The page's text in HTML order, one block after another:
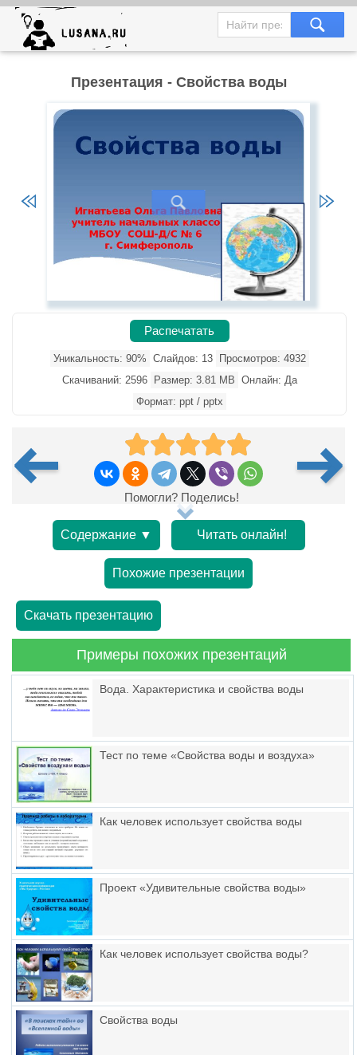
Презентация - Свойства воды
Распечатать
Уникальность: 90% Слайдов: 13
Просмотров: 4932
Скачиваний: 2596
Размер: 3.81 MB Онлайн: Да
Формат: ppt / pptx
Помогли? Поделись!
Содержание ▼ Читать онлайн!
Похожие презентации
Скачать презентацию
Примеры похожих презентаций
Вода. Характеристика и свойства воды
Тест по теме «Свойства воды и воздуха»
Как человек использует свойства воды
Проект «Удивительные свойства воды»
Как человек использует свойства воды?
Свойства воды